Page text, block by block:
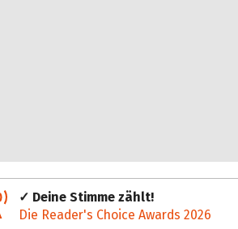
✓ Deine Stimme zählt!
Die Reader's Choice Awards 2026